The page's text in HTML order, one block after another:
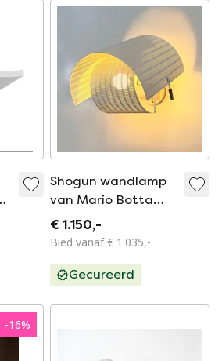
Shogun wandlamp
van Mario Botta
voor Artemide, jaren
80.
€ 1.150,-
Bied vanaf € 1.035,-
Gecureerd
-16%